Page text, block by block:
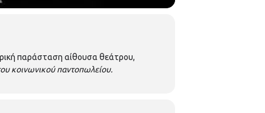
παράσταση αίθουσα θεάτρου,
κοινωνικού παντοπωλείου.